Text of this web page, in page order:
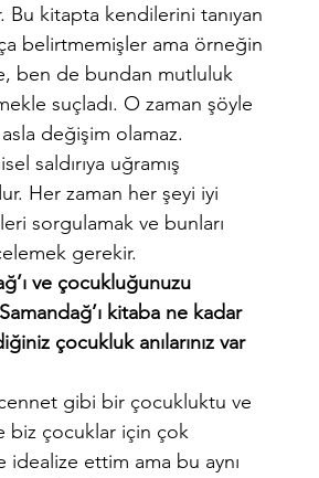
Bu kitapta kendilerini tanıyan
belirtmemişler ama örneğin
ben de bundan mutluluk
suçladı. O zaman şöyle
değişim olamaz.
saldırıya uğramış
Her zaman her şeyi iyi
sorgulamak ve bunları
gerekir.
ve çocukluğunuzu
kitaba ne kadar
çocukluk anılarınız var
gibi bir çocukluktu ve
biz çocuklar için çok
idealize ettim ama bu aynı